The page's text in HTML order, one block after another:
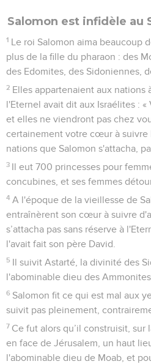
Salomon est infidèle au
1 Le roi Salomon aima beaucoup
plus de la fille du pharaon : des
des Edomites, des Sidoniennes,
2 Elles appartenaient aux nations
l'Eternel avait dit aux Israélites :
et elles ne viendront pas chez
certainement votre cœur à suivre
nations que Salomon s'attacha,
3 Il eut 700 princesses pour
concubines, et ses femmes
4 A l'époque de la vieillesse de
entraînèrent son cœur à suivre
s’attacha pas sans réserve à
l'avait fait son père David.
5 Il suivit Astarté, la divinité des
l'abominable dieu des Ammonites.
6 Salomon fit ce qui est mal aux
suivit pas pleinement,
7 Ce fut alors qu’il construisit,
en face de Jérusalem, un haut
l'abominable dieu de Moab, et